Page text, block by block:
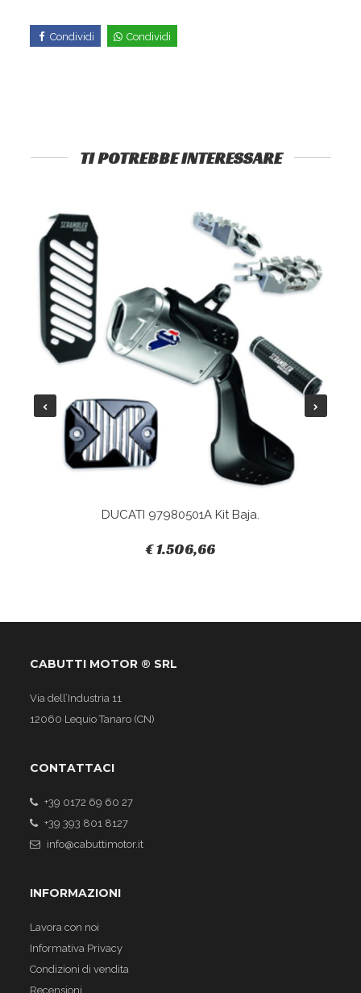
Condividi Condividi
TI POTREBBE INTERESSARE
DUCATI 97980501A Kit Baja.
€ 1.506,66
CABUTTI MOTOR ® SRL
Via dell’Industria 11
12060 Lequio Tanaro (CN)
CONTATTACI
+39 0172 69 60 27
+39 393 801 8127
info@cabuttimotor.it
INFORMAZIONI
Lavora con noi
Informativa Privacy
Condizioni di vendita
Recensioni